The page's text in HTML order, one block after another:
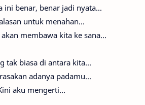
ini benar, benar jadi nyata...
untuk menahan...
membawa kita ke sana...
tak biasa di antara kita...
adanya padamu...
aku mengerti...